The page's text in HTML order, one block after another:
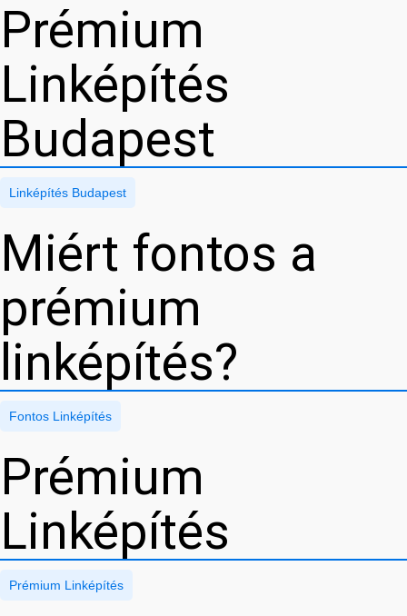
Prémium
Linképítés
Budapest
Linképítés Budapest
Miért fontos a
prémium
linképítés?
Fontos Linképítés
Prémium
Linképítés
Prémium Linképítés